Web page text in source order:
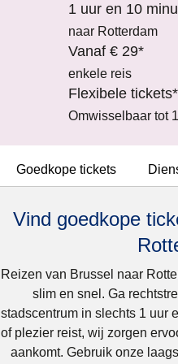
1 uur en 10
naar Rotterdam
Vanaf € 29*
enkele reis
Flexibele
Omwisselbaar tot
Goedkope tickets
Vind goedkope
Reizen van Brussel naar
slim en snel. Ga
stadscentrum in slechts 1 uur
of plezier reist, wij zorgen
aankomt. Gebruik onze